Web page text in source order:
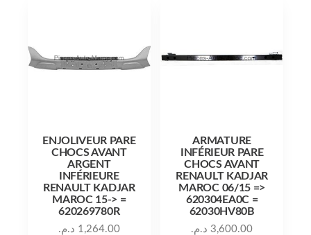
ENJOLIVEUR PARE
CHOCS AVANT
ARGENT
INFÉRIEURE
RENAULT KADJAR
MAROC 15-> =
620269780R
1,264.00 د.م.
ARMATURE
INFÉRIEUR PARE
CHOCS AVANT
RENAULT KADJAR
MAROC 06/15 =>
620304EA0C =
62030HV80B
3,600.00 د.م.